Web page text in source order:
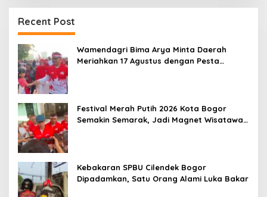
Recent Post
Wamendagri Bima Arya Minta Daerah
Meriahkan 17 Agustus dengan Pesta
Festival Merah Putih 2026 Kota Bogor
Semakin Semarak, Jadi Magnet Wisatawan
Kebakaran SPBU Cilendek Bogor
Dipadamkan, Satu Orang Alami Luka Bakar